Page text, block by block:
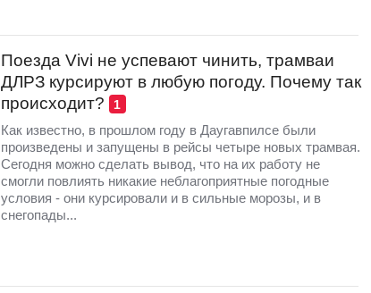
Поезда Vivi не успевают чинить, трамваи
ДЛРЗ курсируют в любую погоду. Почему так
происходит?
1
Как известно, в прошлом году в Даугавпилсе были
произведены и запущены в рейсы четыре новых трамвая.
Сегодня можно сделать вывод, что на их работу не
смогли повлиять никакие неблагоприятные погодные
условия - они курсировали и в сильные морозы, и в
снегопады...